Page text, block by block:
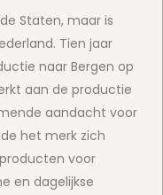
Staten, maar is
Tien jaar
naar Bergen op
aan de productie
aandacht voor
het merk zich
voor
en dagelijkse